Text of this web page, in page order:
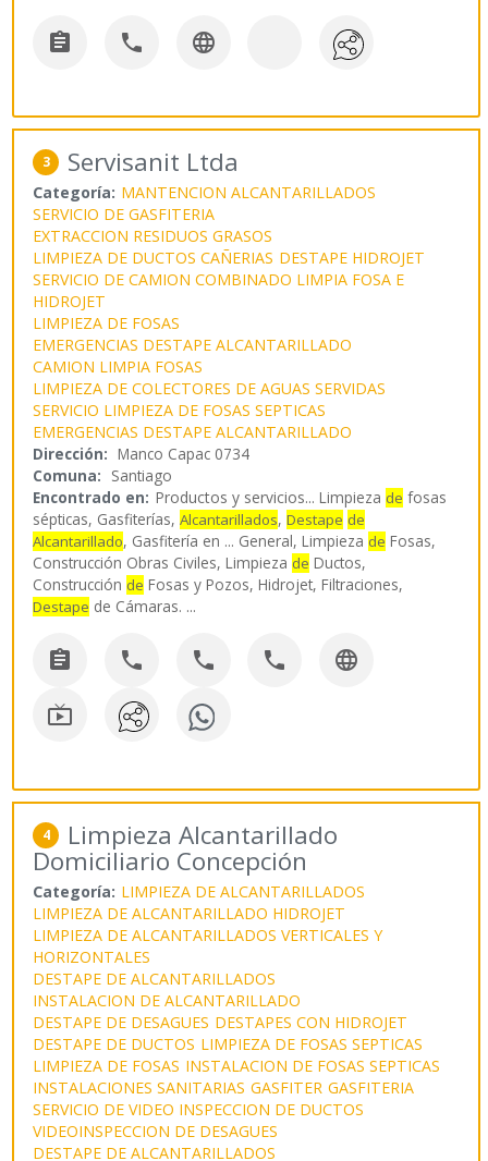
  
3 Servisanit Ltda
Categoría: MANTENCION ALCANTARILLADOS
SERVICIO DE GASFITERIA
EXTRACCION RESIDUOS GRASOS
LIMPIEZA DE DUCTOS CAÑERIAS DESTAPE HIDROJET
SERVICIO DE CAMION COMBINADO LIMPIA FOSA E
HIDROJET
LIMPIEZA DE FOSAS
EMERGENCIAS DESTAPE ALCANTARILLADO
CAMION LIMPIA FOSAS
LIMPIEZA DE COLECTORES DE AGUAS SERVIDAS
SERVICIO LIMPIEZA DE FOSAS SEPTICAS
EMERGENCIAS DESTAPE ALCANTARILLADO
Dirección: Manco Capac 0734
Comuna: Santiago
Encontrado en: Productos y servicios...Limpieza de fosas
sépticas, Gasfiterías,Alcantarillados,Destape de
Alcantarillado, Gasfitería en ... General, Limpieza de Fosas,
Construcción Obras Civiles, Limpieza de Ductos,
Construcción de Fosas y Pozos, Hidrojet, Filtraciones,
Destape de Cámaras. ...
    

4 Limpieza Alcantarillado
Domiciliario Concepción
Categoría: LIMPIEZA DE ALCANTARILLADOS
LIMPIEZA DE ALCANTARILLADO HIDROJET
LIMPIEZA DE ALCANTARILLADOS VERTICALES Y
HORIZONTALES
DESTAPE DE ALCANTARILLADOS
INSTALACION DE ALCANTARILLADO
DESTAPE DE DESAGUES DESTAPES CON HIDROJET
DESTAPE DE DUCTOS LIMPIEZA DE FOSAS SEPTICAS
LIMPIEZA DE FOSAS INSTALACION DE FOSAS SEPTICAS
INSTALACIONES SANITARIAS GASFITER GASFITERIA
SERVICIO DE VIDEO INSPECCION DE DUCTOS
VIDEOINSPECCION DE DESAGUES
DESTAPE DE ALCANTARILLADOS